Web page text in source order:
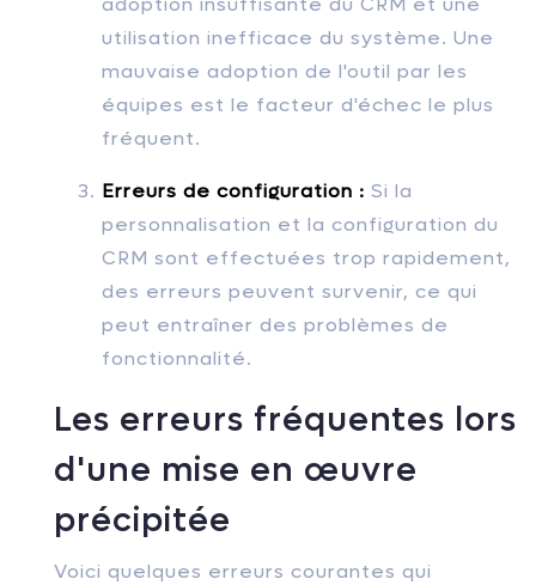
utilisation inefficace du système. Une
mauvaise adoption de l'outil par les
équipes est le facteur d'échec le plus
fréquent.
Erreurs de configuration : Si la
personnalisation et la configuration du
CRM sont effectuées trop rapidement,
des erreurs peuvent survenir, ce qui
peut entraîner des problèmes de
fonctionnalité.
Les erreurs fréquentes lors
d'une mise en œuvre
précipitée
Voici quelques erreurs courantes qui